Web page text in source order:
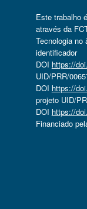
Este trabalho
através da
Tecnologia no
identificador
DOI https://
UID/PRR/
DOI https://
projeto UID/
DOI https://
Financiado